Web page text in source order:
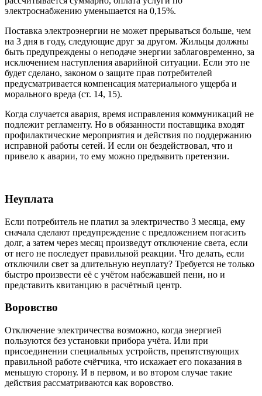
электроснабжению уменьшается на 0,15%.
Поставка электроэнергии не может прерываться больше, чем
на 3 дня в году, следующие друг за другом. Жильцы должны
быть предупреждены о неподаче энергии заблаговременно, за
исключением наступления аварийной ситуации. Если это не
будет сделано, законом о защите прав потребителей
предусматривается компенсация материального ущерба и
морального вреда (ст. 14, 15).
Когда случается авария, время исправления коммуникаций не
подлежит регламенту. Но в обязанности поставщика входят
профилактические мероприятия и действия по поддержанию
исправной работы сетей. И если он бездействовал, что и
привело к аварии, то ему можно предъявить претензии.
Неуплата
Если потребитель не платил за электричество 3 месяца, ему
сначала сделают предупреждение с предложением погасить
долг, а затем через месяц произведут отключение света, если
от него не последует правильной реакции. Что делать, если
отключили свет за длительную неуплату? Требуется не только
быстро произвести её с учётом набежавшей пени, но и
представить квитанцию в расчётный центр.
Воровство
Отключение электричества возможно, когда энергией
пользуются без установки прибора учёта. Или при
присоединении специальных устройств, препятствующих
правильной работе счётчика, что искажает его показания в
меньшую сторону. И в первом, и во втором случае такие
действия рассматриваются как воровство.